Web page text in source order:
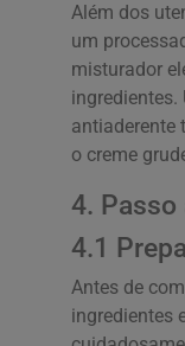
Além dos
um
misturador
antiaderente
o creme
4. Passo
4.1
Antes de
ingredientes